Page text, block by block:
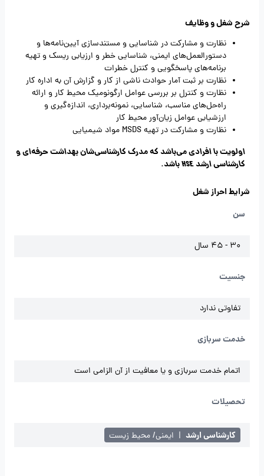
شرح شغل و وظایف
نظارت و مشارکت در شناسایی و مستندسازی آیین‌نامه‌ها و
دستورالعمل‌های ایمنی، شناسایی خطر و ارزیابی ریسک و تهیه
برنامه‌های پاسخگویی و کنترل خطرات
نظارت بر ثبت آمار حوادث ناشی از کار و گزارش آن به اداره کار
نظارت و کنترل بر بررسی عوامل ارگونومیک محیط کار و ارائه
راه‌حل‌های مناسب، شناسایی، نمونه‌برداری، اندازه‌گیری و
ارزشیابی عوامل زیان‌آور محیط کار
نظارت و مشارکت در تهیه MSDS مواد شیمیایی
اولویت با افرادی می‌باشد که مدرک کارشناسی‌شان بهداشت حرفه‌ای و
کارشناسی ارشد HSE باشد.
شرایط احراز شغل
سن
30 - 45 سال
جنسیت
تفاوتی ندارد
خدمت سربازی
اتمام خدمت سربازی و یا معافیت از آن الزامی است
تحصیلات
کارشناسی ارشد | ایمنی/ محیط زیست